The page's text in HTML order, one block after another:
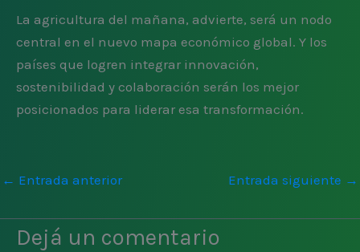
La agricultura del mañana, advierte, será un nodo
central en el nuevo mapa económico global. Y los
países que logren integrar innovación,
sostenibilidad y colaboración serán los mejor
posicionados para liderar esa transformación.
← Entrada anterior Entrada siguiente →
Dejá un comentario